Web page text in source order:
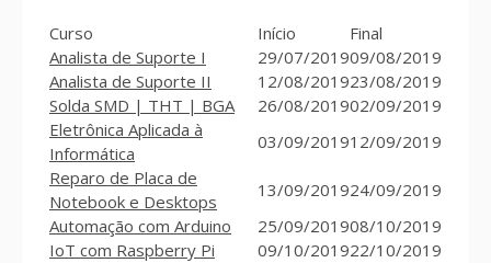
Curso Início
Final
Analista de Suporte I
29/07/201909/08/2019
Analista de Suporte II
12/08/201923/08/2019
Solda SMD | THT | BGA
26/08/201902/09/2019
Eletrônica Aplicada à
Informática
03/09/201912/09/2019
Reparo de Placa de
Notebook e Desktops
13/09/201924/09/2019
Automação com Arduino
25/09/201908/10/2019
IoT com Raspberry Pi
09/10/201922/10/2019